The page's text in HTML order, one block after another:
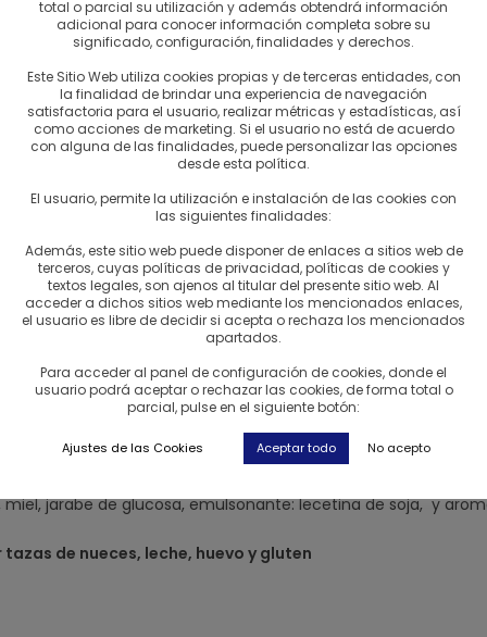
es una fábrica de chocolate artesanal de gestión familiar.
de cacao puro en sabores únicos. Algo que destacar sin
del chocolate.
campo francés, en el condado de “Ferrière en Gâtinais”, a
la fabricación artesanal de chocolate.
Hasta ese
crear su primer atelier de chocolate en L’Anche. Y
está involucrada en esta aventura de chocolate. Benjamín,
obteniendo titulos como un “Meilleur Ouvrier de
chocolatier creando y desarrollando sus propias recetas.
negro de pura manteca de cacao (min 72%). Pasta
miel, jarabe de glucosa, emulsonante: lecetina de soja, y
de nueces, leche, huevo y gluten
total o parcial su utilización y además obtendrá información
adicional para conocer información completa sobre su
significado, configuración, finalidades y derechos.
Este Sitio Web utiliza cookies propias y de terceras entidades, con
la finalidad de brindar una experiencia de navegación
satisfactoria para el usuario, realizar métricas y estadísticas, así
como acciones de marketing. Si el usuario no está de acuerdo
con alguna de las finalidades, puede personalizar las opciones
desde esta política.
El usuario, permite la utilización e instalación de las cookies con
las siguientes finalidades:
Además, este sitio web puede disponer de enlaces a sitios web de
terceros, cuyas políticas de privacidad, políticas de cookies y
textos legales, son ajenos al titular del presente sitio web. Al
acceder a dichos sitios web mediante los mencionados enlaces,
el usuario es libre de decidir si acepta o rechaza los mencionados
apartados.
Para acceder al panel de configuración de cookies, donde el
usuario podrá aceptar o rechazar las cookies, de forma total o
parcial, pulse en el siguiente botón:
Ajustes de las Cookies Aceptar todo No acepto